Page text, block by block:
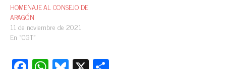
HOMENAJE AL CONSEJO DE
ARAGÓN
11 de noviembre de 2021
En «CGT»